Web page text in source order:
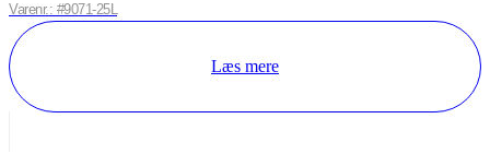
Varenr.: #9071-25L
Læs mere